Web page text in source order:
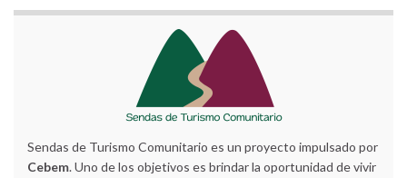
Sendas de Turismo Comunitario es un proyecto impulsado por
Cebem. Uno de los objetivos es brindar la oportunidad de vivir